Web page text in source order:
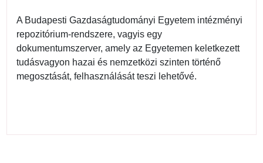
A Budapesti Gazdaságtudományi Egyetem intézményi
repozitórium-rendszere, vagyis egy
dokumentumszerver, amely az Egyetemen keletkezett
tudásvagyon hazai és nemzetközi szinten történő
megosztását, felhasználását teszi lehetővé.